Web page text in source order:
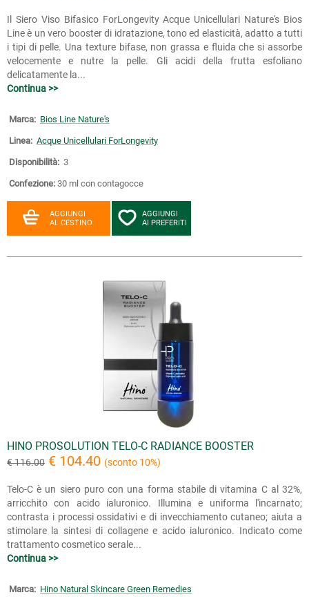
Il Siero Viso Bifasico ForLongevity Acque Unicellulari Nature's Bios
Line è un vero booster di idratazione, tono ed elasticità, adatto a tutti
i tipi di pelle. Una texture bifase, non grassa e fluida che si assorbe
velocemente e nutre la pelle. Gli acidi della frutta esfoliano
delicatamente la...
Continua >>
Marca: Bios Line Nature's
Linea: Acque Unicellulari ForLongevity
Disponibilità: 3
Confezione: 30 ml con contagocce
AGGIUNGI
AL CESTINO
AGGIUNGI
AI PREFERITI
HINO PROSOLUTION TELO-C RADIANCE BOOSTER
€ 116.00 € 104.40 (sconto 10%)
Telo-C è un siero puro con una forma stabile di vitamina C al 32%,
arricchito con acido ialuronico. Illumina e uniforma l'incarnato;
contrasta i processi ossidativi e di invecchiamento cutaneo; aiuta a
stimolare la sintesi di collagene e acido ialuronico. Indicato come
trattamento cosmetico serale...
Continua >>
Marca: Hino Natural Skincare Green Remedies